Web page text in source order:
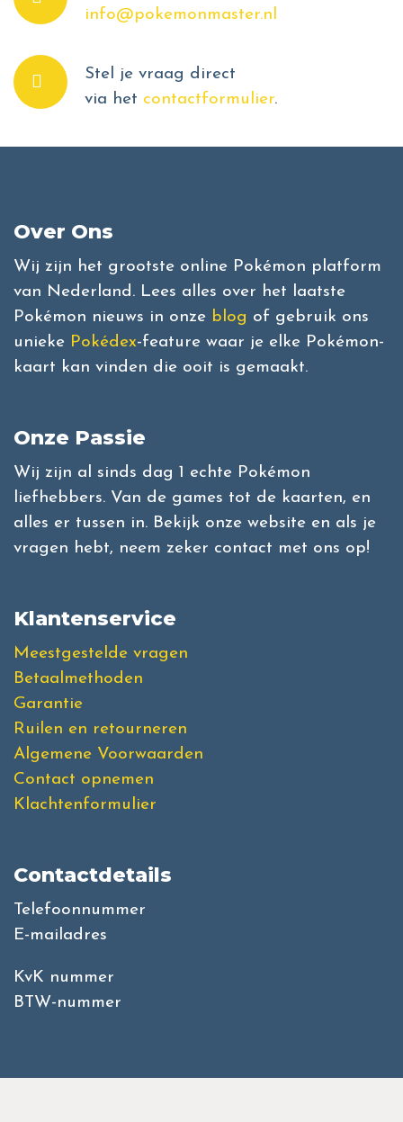
info@pokemonmaster.nl
Stel je vraag direct
via het contactformulier.
Over Ons
Wij zijn het grootste online Pokémon platform
van Nederland. Lees alles over het laatste
Pokémon nieuws in onze blog of gebruik ons
unieke Pokédex-feature waar je elke Pokémon-
kaart kan vinden die ooit is gemaakt.
Onze Passie
Wij zijn al sinds dag 1 echte Pokémon
liefhebbers. Van de games tot de kaarten, en
alles er tussen in. Bekijk onze website en als je
vragen hebt, neem zeker contact met ons op!
Klantenservice
Meestgestelde vragen
Betaalmethoden
Garantie
Ruilen en retourneren
Algemene Voorwaarden
Contact opnemen
Klachtenformulier
Contactdetails
Telefoonnummer
E-mailadres
KvK nummer
BTW-nummer